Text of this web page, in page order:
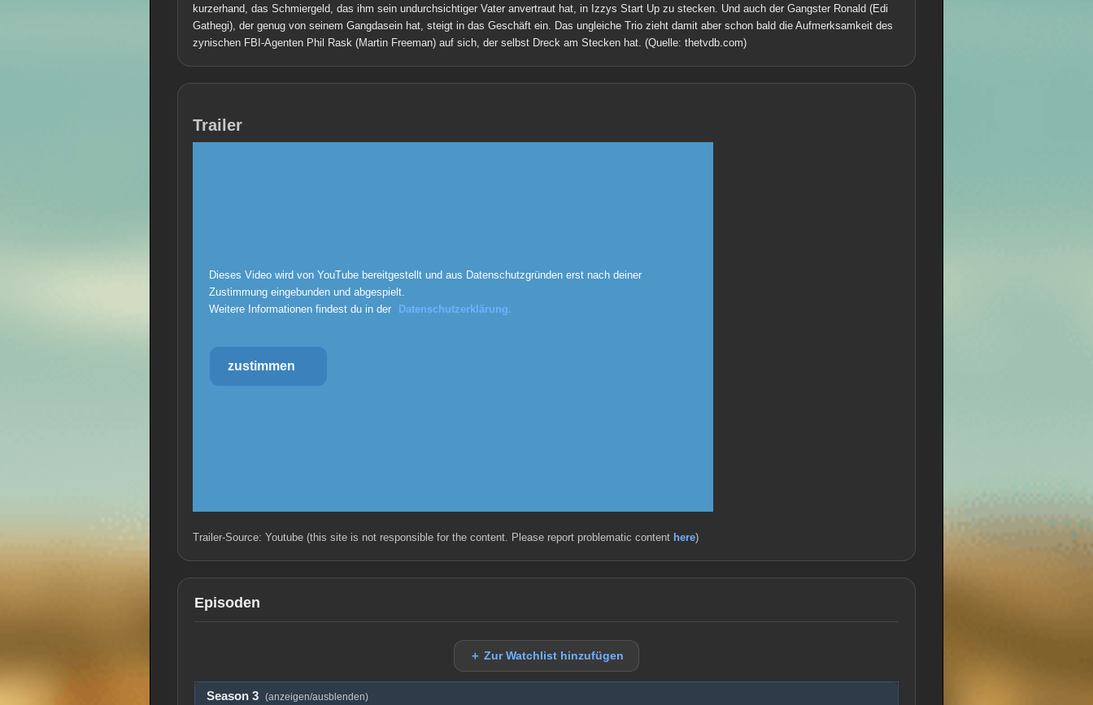
kurzerhand, das Schmiergeld, das ihm sein undurchsichtiger Vater anvertraut hat, in Izzys Start Up zu stecken. Und auch der Gangster Ronald (Edi
Gathegi), der genug von seinem Gangdasein hat, steigt in das Geschäft ein. Das ungleiche Trio zieht damit aber schon bald die Aufmerksamkeit des
zynischen FBI-Agenten Phil Rask (Martin Freeman) auf sich, der selbst Dreck am Stecken hat. (Quelle: thetvdb.com)
Trailer
Dieses Video wird von YouTube bereitgestellt und aus Datenschutzgründen erst nach deiner
Zustimmung eingebunden und abgespielt.
Weitere Informationen findest du in der
Datenschutzerklärung.
zustimmen
Trailer-Source: Youtube (this site is not responsible for the content. Please report problematic content here)
Episoden
＋ Zur Watchlist hinzufügen
Season 3 (anzeigen/ausblenden)